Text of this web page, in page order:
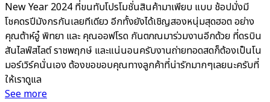
New Year 2024 ที่ขนทับโปรโมชั่นสินค้ามาเพียบ แบบ ช้อปมั่งมี
โชคดรปีมังกรกันเลยทีเดียว อีกทั้งยังได้เชิญสองหนุ่มสุดฮอต อย่าง
คุณต้าห์อู๋ พิทยา และ คุณออฟโรด กันตภณมาร่วมงานอีกด้วย ที่ดรบิน
สันไลฟ์สไลต์ ราชพฤกษ์ และแน่นอนครับงานถ่ายทอดสดก็ต้องเป็นโน
มอร์เวิร์คนั่นเอง ต้องขอขอบคุณทางลูกค้าที่น่ารักมากๆเลยนะครับที่
ให้เราดูแล
See more